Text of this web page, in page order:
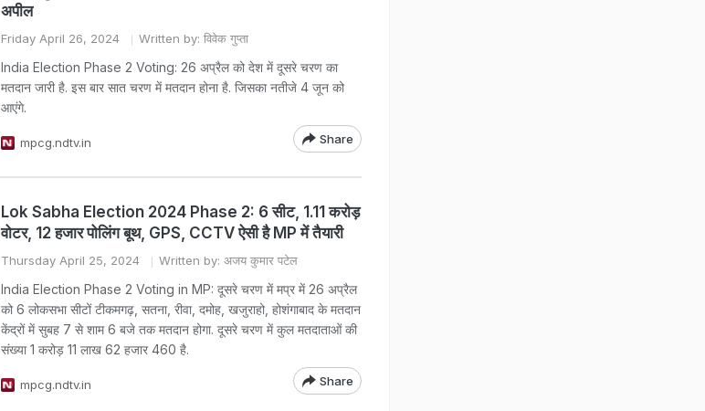
अपील
Friday April 26, 2024 Written by: विवेक गुप्ता
India Election Phase 2 Voting: 26 अप्रैल को देश में दूसरे चरण का
मतदान जारी है. इस बार सात चरण में मतदान होना है. जिसका नतीजे 4 जून को
आएंगे.
mpcg.ndtv.in Share
Lok Sabha Election 2024 Phase 2: 6 सीट, 1.11 करोड़
वोटर, 12 हजार पोलिंग बूथ, GPS, CCTV ऐसी है MP में तैयारी
Thursday April 25, 2024 Written by: अजय कुमार पटेल
India Election Phase 2 Voting in MP: दूसरे चरण में मप्र में 26 अप्रैल
को 6 लोकसभा सीटों टीकमगढ़, सतना, रीवा, दमोह, खजुराहो, होशंगाबाद के मतदान
केंद्रों में सुबह 7 से शाम 6 बजे तक मतदान होगा. दूसरे चरण में कुल मतदाताओं की
संख्या 1 करोड़ 11 लाख 62 हजार 460 है.
mpcg.ndtv.in Share